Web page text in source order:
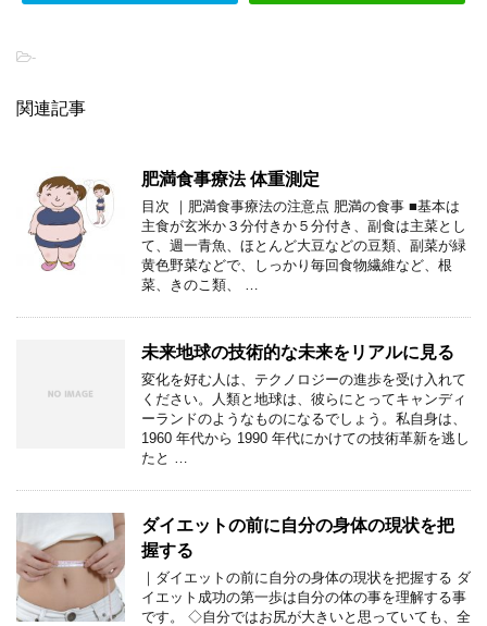
-
関連記事
肥満食事療法 体重測定
目次 ｜肥満食事療法の注意点 肥満の食事 ■基本は
主食が玄米か３分付きか５分付き、副食は主菜とし
て、週一青魚、ほとんど大豆などの豆類、副菜が緑
黄色野菜などで、しっかり毎回食物繊維など、根
菜、きのこ類、 …
未来地球の技術的な未来をリアルに見る
変化を好む人は、テクノロジーの進歩を受け入れて
ください。人類と地球は、彼らにとってキャンディ
ーランドのようなものになるでしょう。私自身は、
1960 年代から 1990 年代にかけての技術革新を逃し
たと …
ダイエットの前に自分の身体の現状を把
握する
｜ダイエットの前に自分の身体の現状を把握する ダ
イエット成功の第一歩は自分の体の事を理解する事
です。 ◇自分ではお尻が大きいと思っていても、全